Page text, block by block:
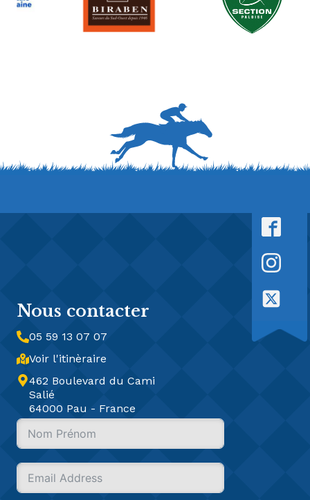
Nous contacter
05 59 13 07 07
Voir l'itinèraire
462 Boulevard du Cami
Salié
64000 Pau - France